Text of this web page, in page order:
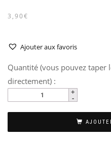
3,90€
Ajouter aux favoris
Quantité (vous pouvez taper
directement) :